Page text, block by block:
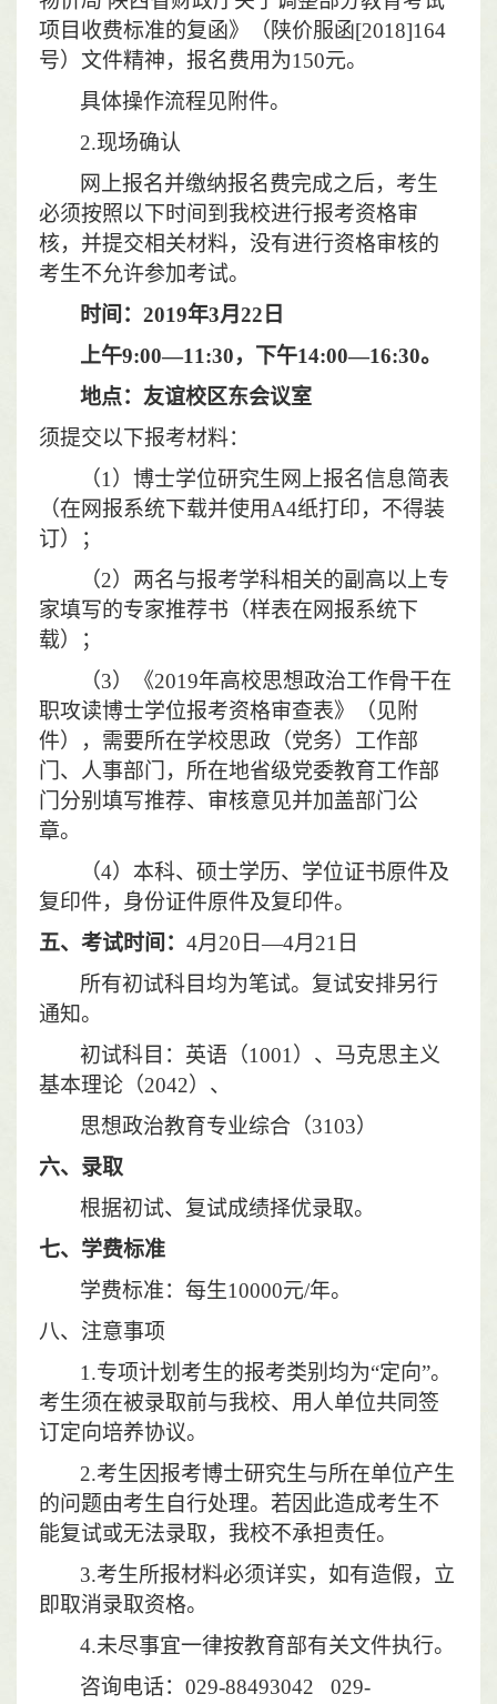
项目收费标准的复函》（陕价服函[2018]164
号）文件精神，报名费用为150元。
具体操作流程见附件。
2.现场确认
网上报名并缴纳报名费完成之后，考生
必须按照以下时间到我校进行报考资格审
核，并提交相关材料，没有进行资格审核的
考生不允许参加考试。
时间： 2019年3月 22 日
上午9:00—11:30，下午14:00—16:30。
地点：友谊校区东会议室
须提交以下报考材料：
（1 ）博士学位研究生网上报名信息简表
（在网报系统下载并使用A4纸打印，不得装
订）；
（2）两名与报考学科相关的副高以上专
家填写的专家推荐书（样表在网报系统下
载）；
（3）《2019年高校思想政治工作骨干在
职攻读博士学位报考资格审查表》（见附
件），需要所在学校思政（党务）工作部
门、人事部门，所在地省级党委教育工作部
门分别填写推荐、审核意见并加盖部门公
章。
（4）本科、硕士学历、学位证书原件及
复印件，身份证件原件及复印件。
五、考试时间： 4月 20 日—4月 21 日
所有初试科目均为笔试。复试安排另行
通知。
初试科目：英语（1001 ）、马克思主义
基本理论（2042）、
思想政治教育专业综合（3103）
六、录取
根据初试、复试成绩择优录取。
七、学费标准
学费标准：每生10000元/年。
八、注意事项
1.专项计划考生的报考类别均为“定向”。
考生须在被录取前与我校、用人单位共同签
订定向培养协议。
2.考生因报考博士研究生与所在单位产生
的问题由考生自行处理。若因此造成考生不
能复试或无法录取，我校不承担责任。
3.考生所报材料必须详实，如有造假，立
即取消录取资格。
4.未尽事宜一律按教育部有关文件执行。
咨询电话： 029-88493042 029-